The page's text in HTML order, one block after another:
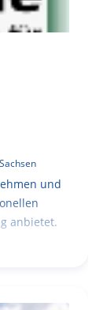
Sachsen
und
anbietet.